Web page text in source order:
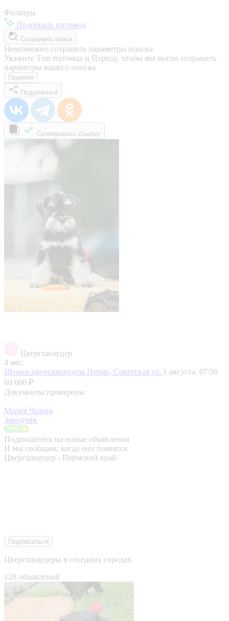
Фильтры
Подобрать питомца
Сохранить поиск
Невозможно сохранить параметры поиска
Укажите Тип питомца и Породу, чтобы мы могли сохранить
параметры вашего поиска
Понятно
Поделиться
Скопировать ссылку
Цвергшнауцер
4 мес.
Щенки цвергшнауцера Пермь, Советская ул. 1 августа, 07:50
60 000 ₽
Документы проверены
Мария Чазова
Заводчик
Подпишитесь на новые объявления
И мы сообщим, когда они появятся
Цвергшнауцер - Пермский край
Подписаться
Цвергшнауцеры в соседних городах
120 объявлений